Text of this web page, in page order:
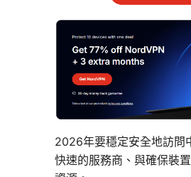
2026年要穩定安全地訪問
快速的服務商、與確保裝